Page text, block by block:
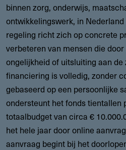
binnen zorg, onderwijs,
ontwikkelingswerk, in
regeling richt zich op concrete
verbeteren van mensen die
ongelijkheid of uitsluiting aan de
financiering is volledig, zonder
gebaseerd op een persoonlijke
ondersteunt het fonds tientallen
totaalbudget van circa €
het hele jaar door online
aanvraag begint bij het